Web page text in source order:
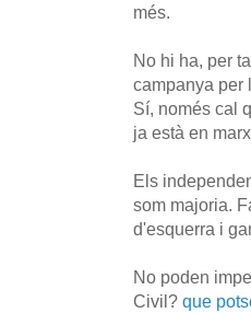
més.
No hi ha, per
campanya per
Sí, només cal
ja està en
Els
som majoria.
d'esquerra i
No poden
Civil? que